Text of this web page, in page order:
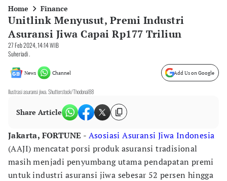
Home Finance
Unitlink Menyusut, Premi Industri
Asuransi Jiwa Capai Rp177 Triliun
27 Feb 2024, 14:14 WIB
Suheriadi .
News Channel Add Us on Google
Ilustrasi asuransi jiwa. Shutterstock/Thodonal88
Share Article
Jakarta, FORTUNE - Asosiasi Asuransi Jiwa Indonesia
(AAJI) mencatat porsi produk asuransi tradisional
masih menjadi penyumbang utama pendapatan premi
untuk industri asuransi jiwa sebesar 52 persen hingga